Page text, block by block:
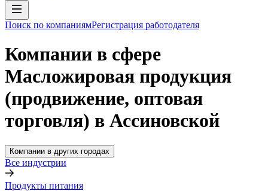
Поиск по компаниямРегистрация работодателя
Компании в сфере
Масложировая продукция
(продвижение, оптовая
торговля) в Ассиновской
Компании в других городах
Все индустрии
Продукты питания